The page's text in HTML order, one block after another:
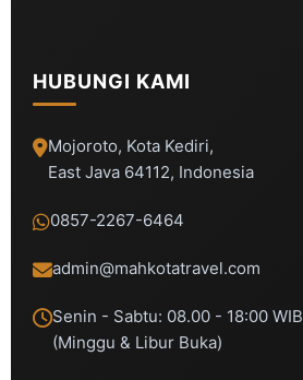
HUBUNGI KAMI
Mojoroto, Kota Kediri,
East Java 64112, Indonesia
0857-2267-6464
admin@mahkotatravel.com
Senin - Sabtu: 08.00 - 18:00 WIB
(Minggu & Libur Buka)